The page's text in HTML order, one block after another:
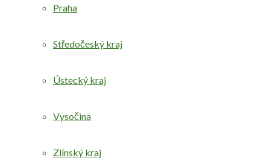
Praha
Středočeský kraj
Ústecký kraj
Vysočina
Zlínský kraj